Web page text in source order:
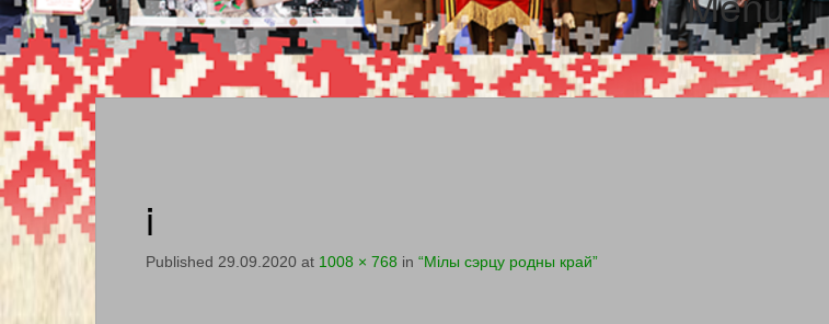
SKIP TO CONTENT
i
Published 29.09.2020 at 1008 × 768 in “Мілы сэрцу родны край”